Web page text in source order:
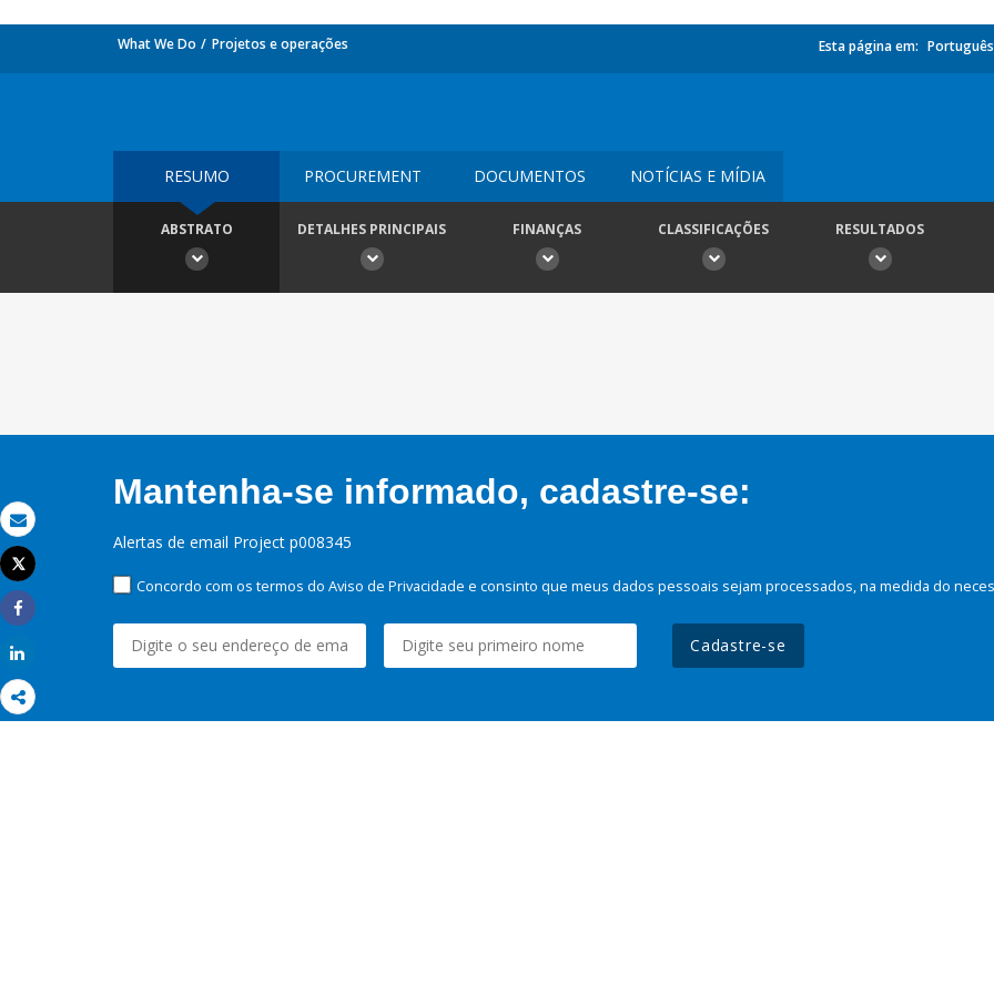
Email
Imprimir
Tweet
Share
What We Do Projetos e operações Esta página em: Português
RESUMO PROCUREMENT DOCUMENTOS NOTÍCIAS E MÍDIA
ABSTRATO DETALHES PRINCIPAIS FINANÇAS CLASSIFICAÇÕES RESULTADOS
Mantenha-se informado, cadastre-se:
Alertas de email Project p008345
Concordo com os termos do Aviso de Privacidade e consinto que meus dados pessoais sejam processados, na medida do
Cadastre-se